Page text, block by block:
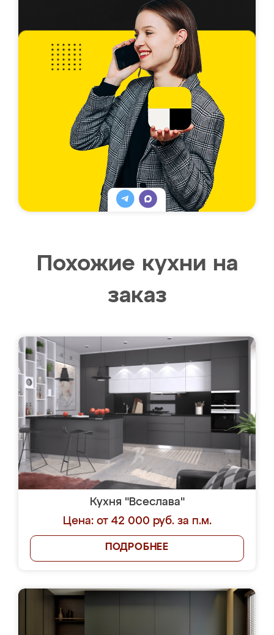
Похожие кухни на
заказ
Кухня "Всеслава"
Цена: от 42 000 руб. за п.м.
ПОДРОБНЕЕ